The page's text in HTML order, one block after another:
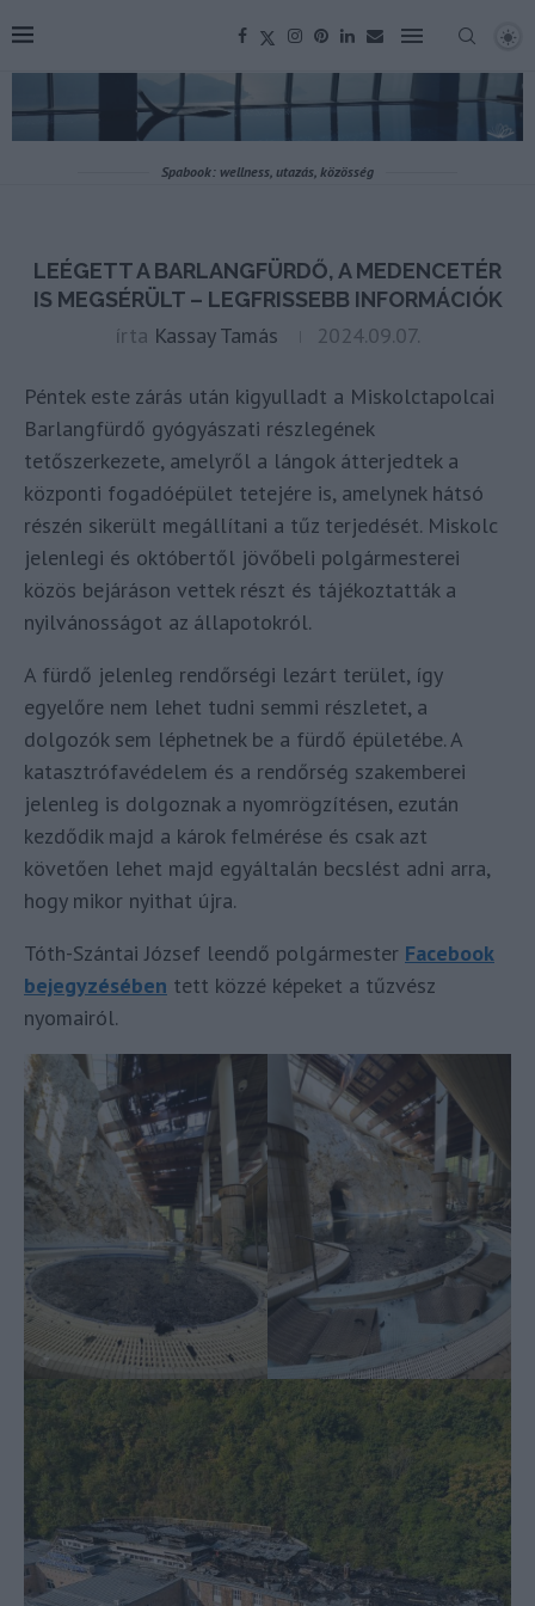
Spabook: wellness, utazás, közösség
LEÉGETT A BARLANGFÜRDŐ, A MEDENCETÉR
IS MEGSÉRÜLT – LEGFRISSEBB INFORMÁCIÓK
írta Kassay Tamás 2024.09.07.
Péntek este zárás után kigyulladt a Miskolctapolcai
Barlangfürdő gyógyászati részlegének
tetőszerkezete, amelyről a lángok átterjedtek a
központi fogadóépület tetejére is, amelynek hátsó
részén sikerült megállítani a tűz terjedését. Miskolc
jelenlegi és októbertől jövőbeli polgármesterei
közös bejáráson vettek részt és tájékoztatták a
nyilvánosságot az állapotokról.
A fürdő jelenleg rendőrségi lezárt terület, így
egyelőre nem lehet tudni semmi részletet, a
dolgozók sem léphetnek be a fürdő épületébe. A
katasztrófavédelem és a rendőrség szakemberei
jelenleg is dolgoznak a nyomrögzítésen, ezután
kezdődik majd a károk felmérése és csak azt
követően lehet majd egyáltalán becslést adni arra,
hogy mikor nyithat újra.
Tóth-Szántai József leendő polgármester Facebook
bejegyzésében tett közzé képeket a tűzvész
nyomairól.